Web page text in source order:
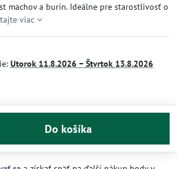
machov a burín. Ideálne pre starostlivosť o
viac
Utorok 11.8.2026 − Štvrtok 13.8.2026
Do košíka